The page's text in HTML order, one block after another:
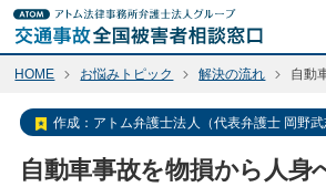
HOME お悩みトピック 解決の流れ 自動
作成：アトム弁護士法人（代表弁護士
自動車事故を物損から人身